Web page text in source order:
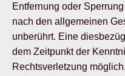
Entfernung oder
nach den allgemeinen
unberührt. Eine
dem Zeitpunkt der
Rechtsverletzung